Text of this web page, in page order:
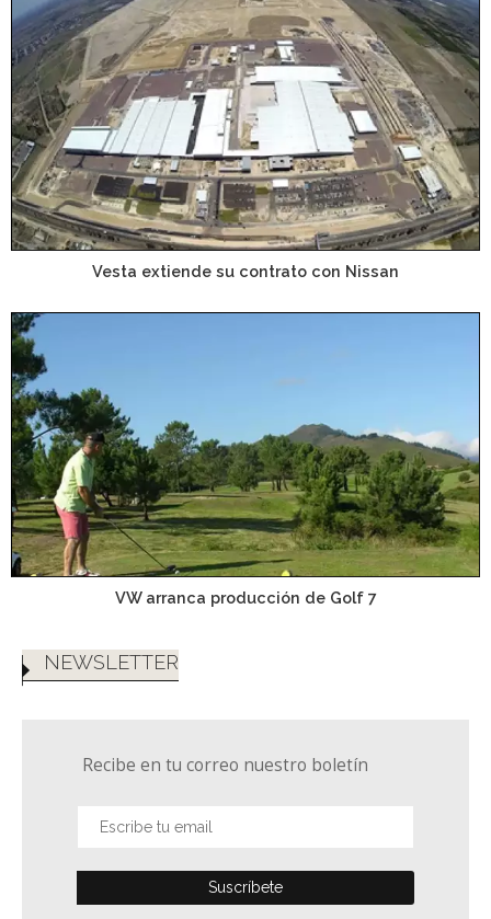
Vesta extiende su contrato con Nissan
VW arranca producción de Golf 7
NEWSLETTER
Recibe en tu correo nuestro boletín